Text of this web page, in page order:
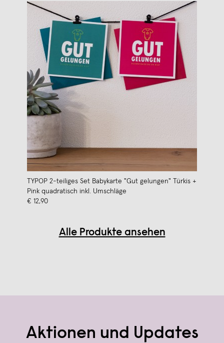
TYPOP 2-teiliges Set Babykarte "Gut gelungen" Türkis +
Pink quadratisch inkl. Umschläge
€ 12,90
Alle Produkte ansehen
Aktionen und Updates